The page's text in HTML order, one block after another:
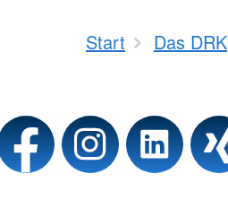
Start Das DRK